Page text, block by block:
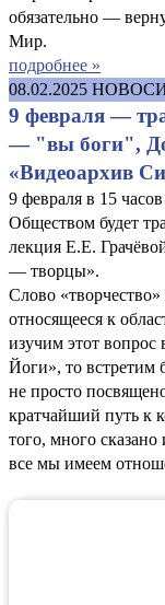
обязательно —
Мир.
подробнее »
08.02.2025
9 февраля —
— "вы боги",
«Видеоархив
9 февраля в 15
Обществом будет
лекция Е.Е.
— творцы».
Слово
относящееся к
изучим этот
Йоги», то встретим
не просто
кратчайший путь к
того, много
все мы имеем